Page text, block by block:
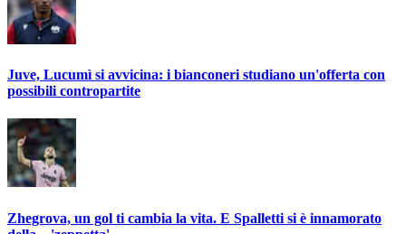
Juve, Lucumì si avvicina: i bianconeri studiano un'offerta con
possibili contropartite
Zhegrova, un gol ti cambia la vita. E Spalletti si è innamorato